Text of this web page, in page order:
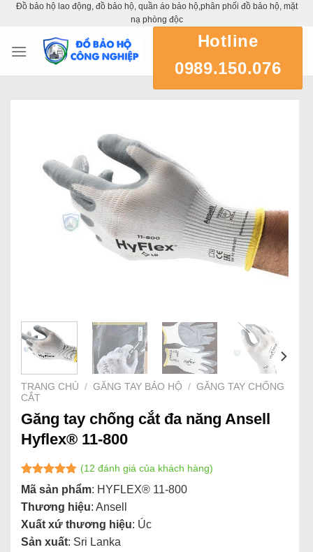
SkipĐồ bảo hộ lao động, đồ bảo hộ, quần áo bảo hộ,phân phối đồ bảo hộ, mặt
nạ phòng độc
Hotline
0989.150.076
TRANG CHỦ / GĂNG TAY BẢO HỘ / GĂNG TAY CHỐNG
CẮT
Găng tay chống cắt đa năng Ansell
Hyflex® 11-800
4.73 trên 5
dựa trên
11
đánh giá
(12 đánh giá của khách hàng)
Mã sản phẩm: HYFLEX® 11-800
Thương hiệu: Ansell
Xuất xứ thương hiệu: Úc
Sản xuất: Sri Lanka